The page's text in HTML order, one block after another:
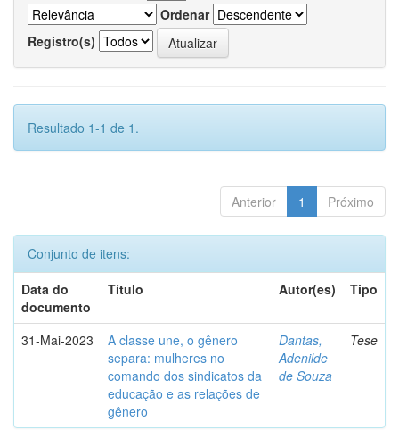
Ordenar
Registro(s)
Resultado 1-1 de 1.
Anterior 1 Próximo
Conjunto de itens:
Data do
documento
Título Autor(es) Tipo
31-Mai-2023
A classe une, o gênero
separa: mulheres no
comando dos sindicatos da
educação e as relações de
gênero
Dantas,
Adenilde
de Souza
Tese